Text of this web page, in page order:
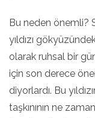
Bu neden önemli?
yıldızı
olarak ruhsal bir
için son derece
diyorlardı. Bu
taşkınının ne